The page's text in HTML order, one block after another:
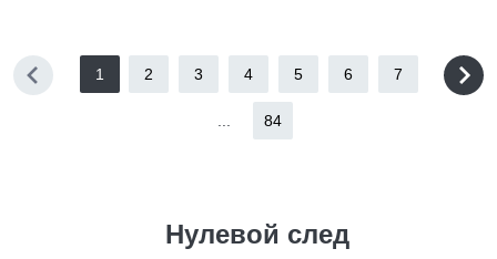
1 2 3 4 5 6 7
84
Нулевой след